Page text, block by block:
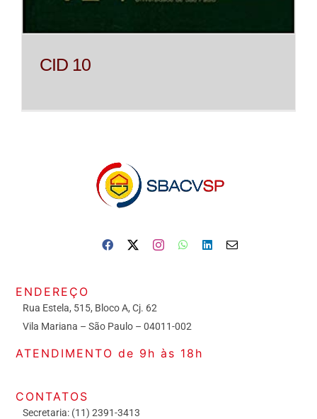
CID 10
ENDEREÇO
Rua Estela, 515, Bloco A, Cj. 62
Vila Mariana – São Paulo – 04011-002
ATENDIMENTO de 9h às 18h
CONTATOS
Secretaria: (11) 2391-3413